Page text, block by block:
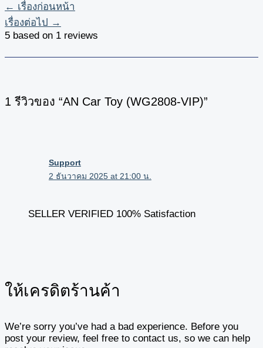
← เรื่องก่อนหน้า
เรื่องต่อไป →
5 based on 1 reviews
1 รีวิวของ “AN Car Toy (WG2808-VIP)”
Support
2 ธันวาคม 2025 at 21:00 น.
SELLER VERIFIED 100% Satisfaction
ให้เครดิตร้านค้า
We’re sorry you’ve had a bad experience. Before you
post your review, feel free to contact us, so we can help